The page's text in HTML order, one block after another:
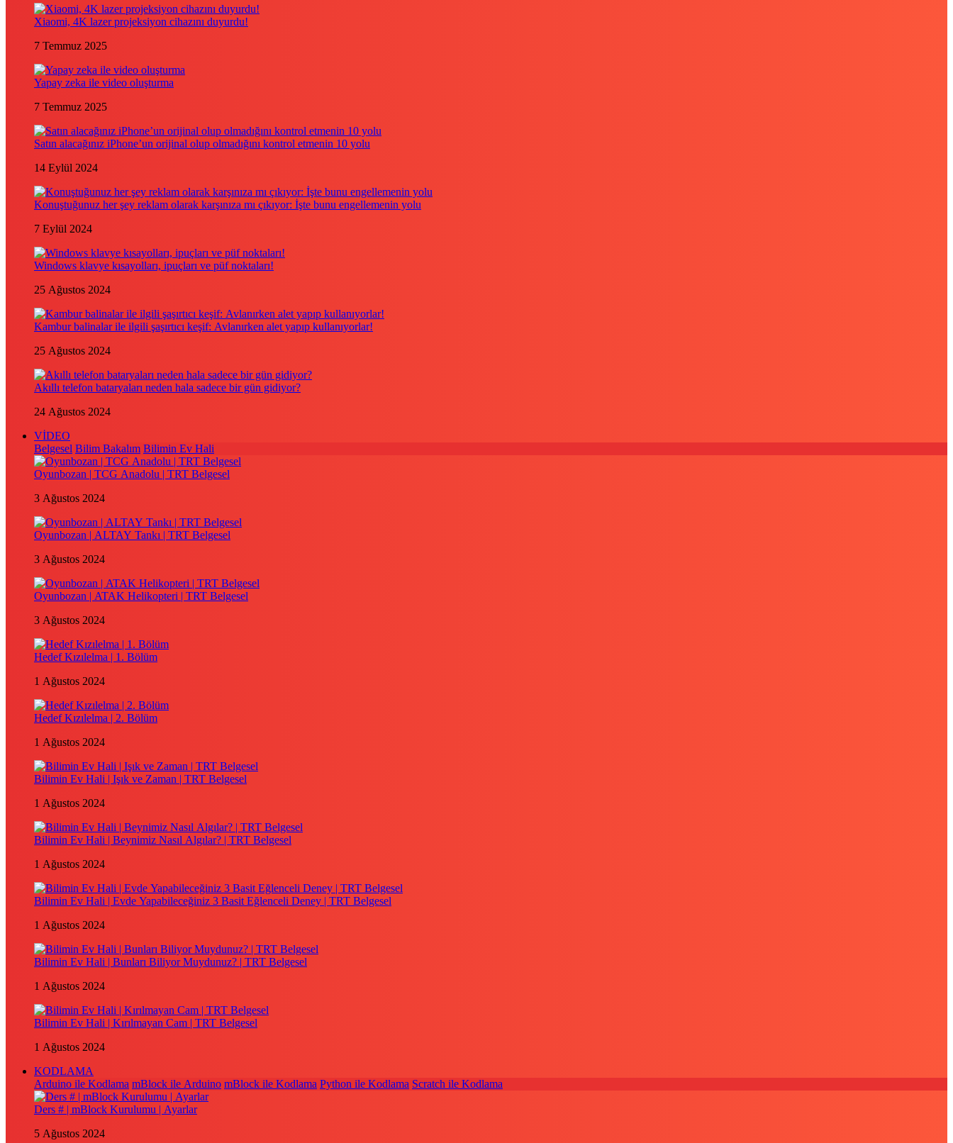
Xiaomi, 4K lazer projeksiyon cihazını duyurdu!
7 Temmuz 2025
Yapay zeka ile video oluşturma
7 Temmuz 2025
Satın alacağınız iPhone’un orijinal olup olmadığını kontrol etmenin 10 yolu
14 Eylül 2024
Konuştuğunuz her şey reklam olarak karşınıza mı çıkıyor: İşte bunu engellemenin yolu
7 Eylül 2024
Windows klavye kısayolları, ipuçları ve püf noktaları!
25 Ağustos 2024
Kambur balinalar ile ilgili şaşırtıcı keşif: Avlanırken alet yapıp kullanıyorlar!
25 Ağustos 2024
Akıllı telefon bataryaları neden hala sadece bir gün gidiyor?
24 Ağustos 2024
VİDEO
Belgesel Bilim Bakalım Bilimin Ev Hali
Oyunbozan | TCG Anadolu | TRT Belgesel
3 Ağustos 2024
Oyunbozan | ALTAY Tankı | TRT Belgesel
3 Ağustos 2024
Oyunbozan | ATAK Helikopteri | TRT Belgesel
3 Ağustos 2024
Hedef Kızılelma | 1. Bölüm
1 Ağustos 2024
Hedef Kızılelma | 2. Bölüm
1 Ağustos 2024
Bilimin Ev Hali | Işık ve Zaman | TRT Belgesel
1 Ağustos 2024
Bilimin Ev Hali | Beynimiz Nasıl Algılar? | TRT Belgesel
1 Ağustos 2024
Bilimin Ev Hali | Evde Yapabileceğiniz 3 Basit Eğlenceli Deney | TRT Belgesel
1 Ağustos 2024
Bilimin Ev Hali | Bunları Biliyor Muydunuz? | TRT Belgesel
1 Ağustos 2024
Bilimin Ev Hali | Kırılmayan Cam | TRT Belgesel
1 Ağustos 2024
KODLAMA
Arduino ile Kodlama mBlock ile Arduino mBlock ile Kodlama Python ile Kodlama Scratch ile Kodlama
Ders # | mBlock Kurulumu | Ayarlar
5 Ağustos 2024